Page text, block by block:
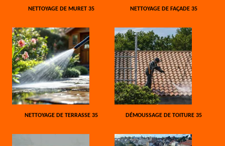
NETTOYAGE DE MURET 35 NETTOYAGE DE FAÇADE 35
NETTOYAGE DE TERRASSE 35 DÉMOUSSAGE DE TOITURE 35